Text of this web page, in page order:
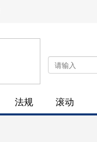
法规 滚动